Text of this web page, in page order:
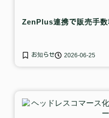
ZenPlus連携で販売手数
お知らせ 2026-06-25